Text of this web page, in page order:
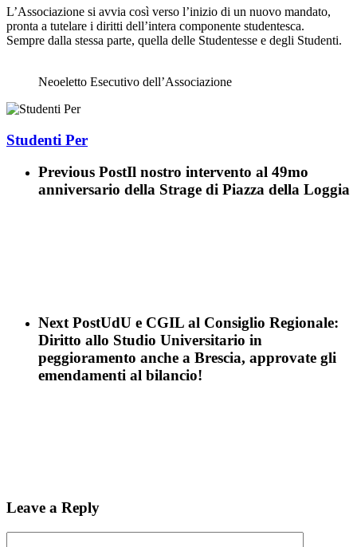
L’Associazione si avvia così verso l’inizio di un nuovo mandato,
pronta a tutelare i diritti dell’intera componente studentesca.
Sempre dalla stessa parte, quella delle Studentesse e degli Studenti.
Neoeletto Esecutivo dell’Associazione
Studenti Per
Previous PostIl nostro intervento al 49mo
anniversario della Strage di Piazza della Loggia
Next PostUdU e CGIL al Consiglio Regionale:
Diritto allo Studio Universitario in
peggioramento anche a Brescia, approvate gli
emendamenti al bilancio!
Leave a Reply